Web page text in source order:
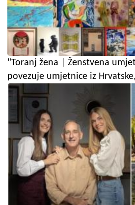
"Toranj žena | Ženstvena
povezuje umjetnice iz